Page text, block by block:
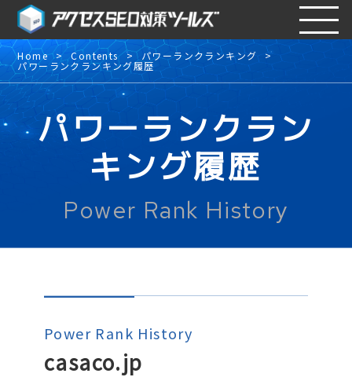
Home Contents パワーランクランキング
パワーランクランキング履歴
パワーランクラン
キング履歴
Power Rank History
Power Rank History
casaco.jp